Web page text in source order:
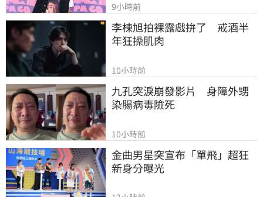
9小時前
李棟旭拍裸露戲拚了　戒酒半
年狂操肌肉
10小時前
九孔突淚崩發影片　身障外甥
染腸病毒險死
10小時前
金曲男星突宣布「單飛」超狂
新身分曝光